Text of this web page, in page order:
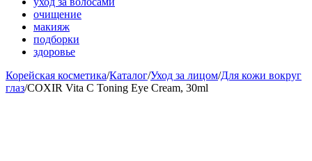
очищение
макияж
подборки
здоровье
Корейская косметика/Каталог/Уход за лицом/Для кожи вокруг
глаз/COXIR Vita C Toning Eye Cream, 30ml